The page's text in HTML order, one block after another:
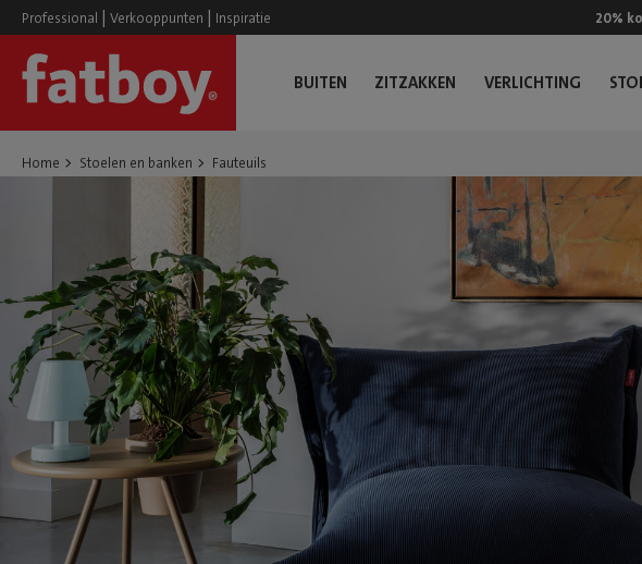
Professional | Verkooppunten | Inspiratie 20%
BUITEN ZITZAKKEN VERLICHTING
Home Stoelen en banken Fauteuils